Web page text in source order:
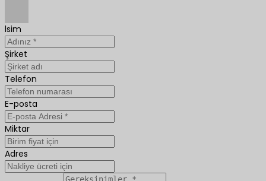
İsim
Şirket
Telefon
E-posta
Miktar
Adres